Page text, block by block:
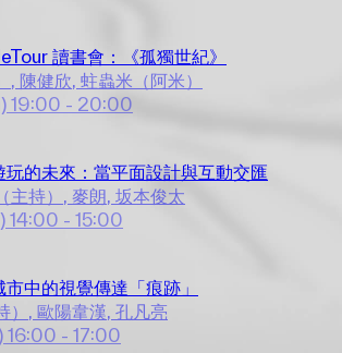
讀書會：《孤獨世紀》
陳健欣 蛀蟲米（阿米）
19:00 - 20:00
玩的未來：當平面設計與互動交匯
主持）
麥朗 坂本俊太
14:00 - 15:00
中的視覺傳達「痕跡」
歐陽韋漢 孔凡亮
16:00 - 17:00